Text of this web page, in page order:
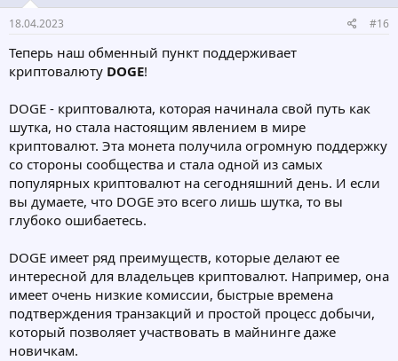
18.04.2023 #16
Теперь наш обменный пункт поддерживает
криптовалюту DOGE!
DOGE - криптовалюта, которая начинала свой путь как
шутка, но стала настоящим явлением в мире
криптовалют. Эта монета получила огромную поддержку
со стороны сообщества и стала одной из самых
популярных криптовалют на сегодняшний день. И если
вы думаете, что DOGE это всего лишь шутка, то вы
глубоко ошибаетесь.
DOGE имеет ряд преимуществ, которые делают ее
интересной для владельцев криптовалют. Например, она
имеет очень низкие комиссии, быстрые времена
подтверждения транзакций и простой процесс добычи,
который позволяет участвовать в майнинге даже
новичкам.